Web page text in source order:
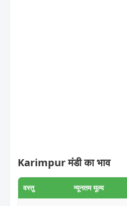
Karimpur मंडी का भाव
वस्तु न्यूनतम मूल्य